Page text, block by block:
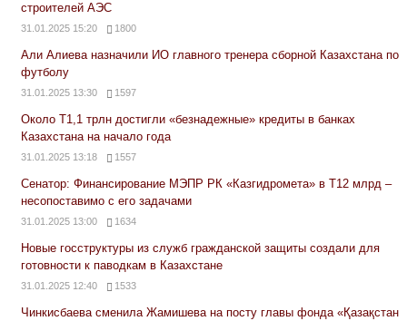
строителей АЭС
31.01.2025 15:20 1800
Али Алиева назначили ИО главного тренера сборной Казахстана по
футболу
31.01.2025 13:30 1597
Около Т1,1 трлн достигли «безнадежные» кредиты в банках
Казахстана на начало года
31.01.2025 13:18 1557
Сенатор: Финансирование МЭПР РК «Казгидромета» в Т12 млрд –
несопоставимо с его задачами
31.01.2025 13:00 1634
Новые госструктуры из служб гражданской защиты создали для
готовности к паводкам в Казахстане
31.01.2025 12:40 1533
Чинкисбаева сменила Жамишева на посту главы фонда «Қазақстан